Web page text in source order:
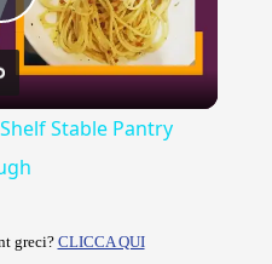
Play
Video
Stable Pantry
greci? CLICCA QUI